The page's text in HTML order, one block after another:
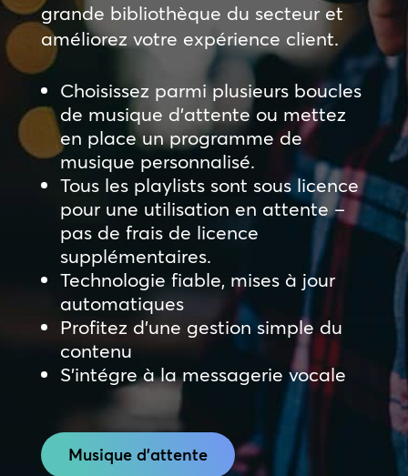
grande bibliothèque du secteur et
améliorez votre expérience client.
Choisissez parmi plusieurs boucles
de musique d’attente ou mettez
en place un programme de
musique personnalisé.
Tous les playlists sont sous licence
pour une utilisation en attente –
pas de frais de licence
supplémentaires.
Technologie fiable, mises à jour
automatiques
Profitez d’une gestion simple du
contenu
S’intégre à la messagerie vocale
Musique d'attente